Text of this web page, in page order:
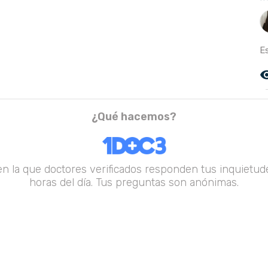
¿Qué hacemos?
la que doctores verificados responden tus
horas del día. Tus preguntas son anónimas.